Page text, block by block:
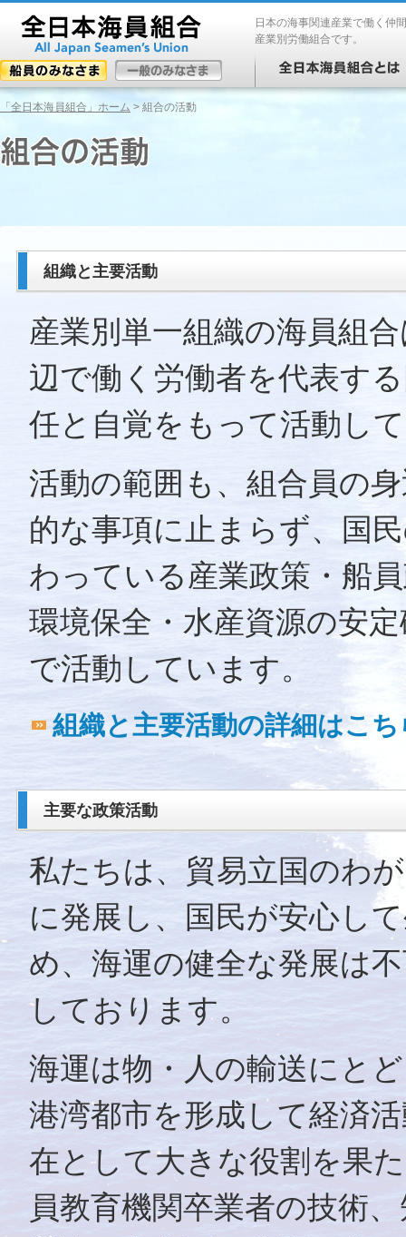
日本の海事関連産業で働く仲
産業別労働組合です。
「全日本海員組合」ホーム > 組合の活動
組織と主要活動
産業別単一組織の海員組
辺で働く労働者を代表す
任と自覚をもって活動し
活動の範囲も、組合員の
的な事項に止まらず、国
わっている産業政策・船
環境保全・水産資源の安
で活動しています。
組織と主要活動の詳細はこち
主要な政策活動
私たちは、貿易立国のわ
に発展し、国民が安心し
め、海運の健全な発展は
しております。
海運は物・人の輸送にと
港湾都市を形成して経済
在として大きな役割を果
員教育機関卒業者の技術